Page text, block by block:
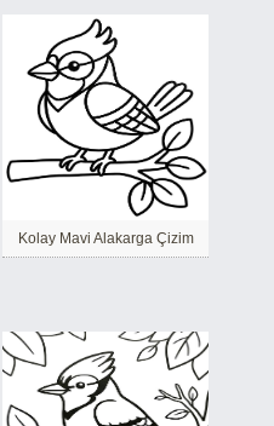
Kolay Mavi Alakarga Çizim